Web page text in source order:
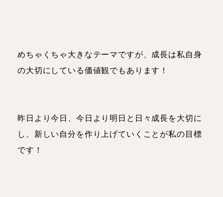
めちゃくちゃ大きなテーマですが、成長は私自身
の大切にしている価値観でもあります！
昨日より今日、今日より明日と日々成長を大切に
し、新しい自分を作り上げていくことが私の目標
です！